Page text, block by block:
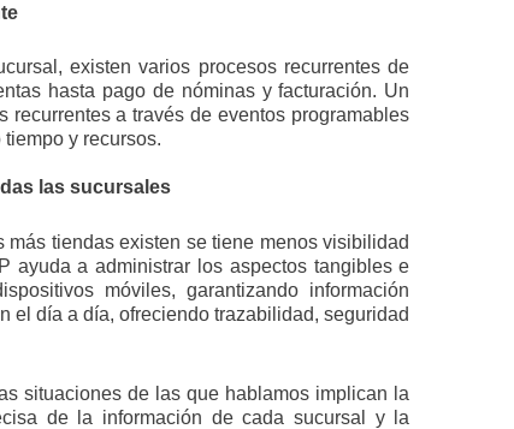
existen varios procesos recurrentes de
hasta pago de nóminas y facturación. Un
recurrentes a través de eventos programables
y recursos.
las sucursales
más tiendas existen se tiene menos visibilidad
ayuda a administrar los aspectos tangibles e
móviles, garantizando información
el día a día, ofreciendo trazabilidad, seguridad
situaciones de las que hablamos implican la
de la información de cada sucursal y la